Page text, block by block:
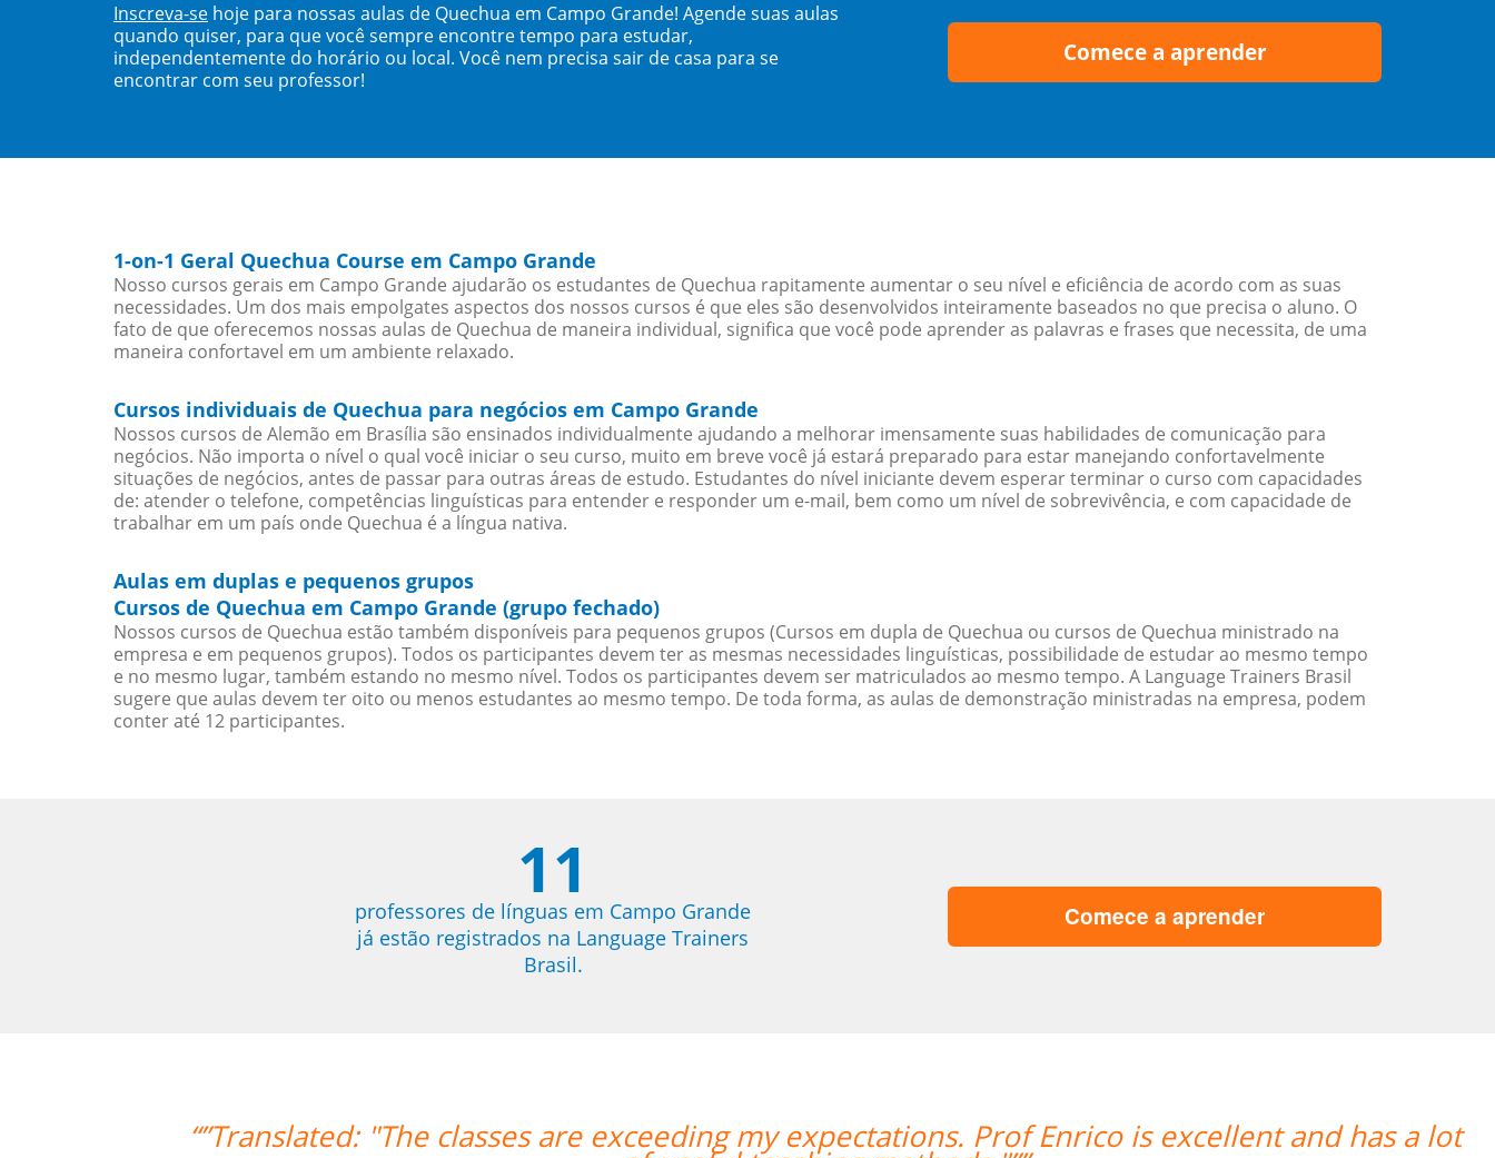
Inscreva-se hoje para nossas aulas de Quechua em Campo Grande! Agende suas aulas
quando quiser, para que você sempre encontre tempo para estudar,
independentemente do horário ou local. Você nem precisa sair de casa para se
encontrar com seu professor!
Comece a aprender
1-on-1 Geral Quechua Course em Campo Grande
Nosso cursos gerais em Campo Grande ajudarão os estudantes de Quechua rapitamente aumentar o seu nível e eficiência de acordo com as suas
necessidades. Um dos mais empolgates aspectos dos nossos cursos é que eles são desenvolvidos inteiramente baseados no que precisa o aluno. O
fato de que oferecemos nossas aulas de Quechua de maneira individual, significa que você pode aprender as palavras e frases que necessita, de uma
maneira confortavel em um ambiente relaxado.
Cursos individuais de Quechua para negócios em Campo Grande
Nossos cursos de Alemão em Brasília são ensinados individualmente ajudando a melhorar imensamente suas habilidades de comunicação para
negócios. Não importa o nível o qual você iniciar o seu curso, muito em breve você já estará preparado para estar manejando confortavelmente
situações de negócios, antes de passar para outras áreas de estudo. Estudantes do nível iniciante devem esperar terminar o curso com capacidades
de: atender o telefone, competências linguísticas para entender e responder um e-mail, bem como um nível de sobrevivência, e com capacidade de
trabalhar em um país onde Quechua é a língua nativa.
Aulas em duplas e pequenos grupos
Cursos de Quechua em Campo Grande (grupo fechado)
Nossos cursos de Quechua estão também disponíveis para pequenos grupos (Cursos em dupla de Quechua ou cursos de Quechua ministrado na
empresa e em pequenos grupos). Todos os participantes devem ter as mesmas necessidades linguísticas, possibilidade de estudar ao mesmo tempo
e no mesmo lugar, também estando no mesmo nível. Todos os participantes devem ser matriculados ao mesmo tempo. A Language Trainers Brasil
sugere que aulas devem ter oito ou menos estudantes ao mesmo tempo. De toda forma, as aulas de demonstração ministradas na empresa, podem
conter até 12 participantes.
11
professores de línguas em Campo Grande
já estão registrados na Language Trainers
Brasil.
Comece a aprender
“”Translated: "The classes are exceeding my expectations. Prof Enrico is excellent and has a lot